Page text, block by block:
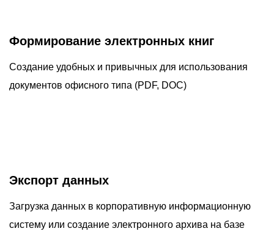
Формирование электронных книг
Создание удобных и привычных для использования
документов офисного типа (PDF, DOC)
Экспорт данных
Загрузка данных в корпоративную информационную
систему или создание электронного архива на базе